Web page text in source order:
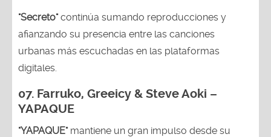
"Secreto"continúa sumando reproducciones y
afianzando su presencia entre las canciones
urbanas más escuchadas en las plataformas
digitales.
07. Farruko, Greeicy & Steve Aoki –
YAPAQUE
"YAPAQUE"mantiene un gran impulso desde su